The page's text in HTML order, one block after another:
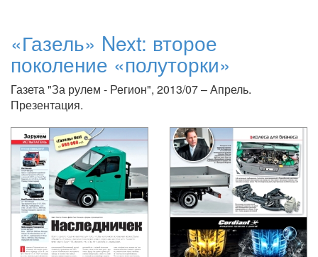
«Газель» Next: второе
поколение «полуторки»
Газета "За рулем - Регион", 2013/07 – Апрель.
Презентация.